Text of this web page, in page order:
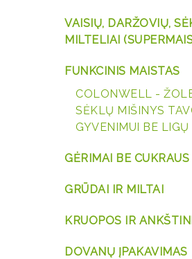
VAISIŲ, DARŽOVIŲ,
MILTELIAI
FUNKCINIS MAISTAS
COLONWELL -
SĖKLŲ MIŠINYS
GYVENIMUI BE LIGŲ
GĖRIMAI BE CUKRAUS
GRŪDAI IR MILTAI
KRUOPOS IR
DOVANŲ ĮPAKAVIMAS